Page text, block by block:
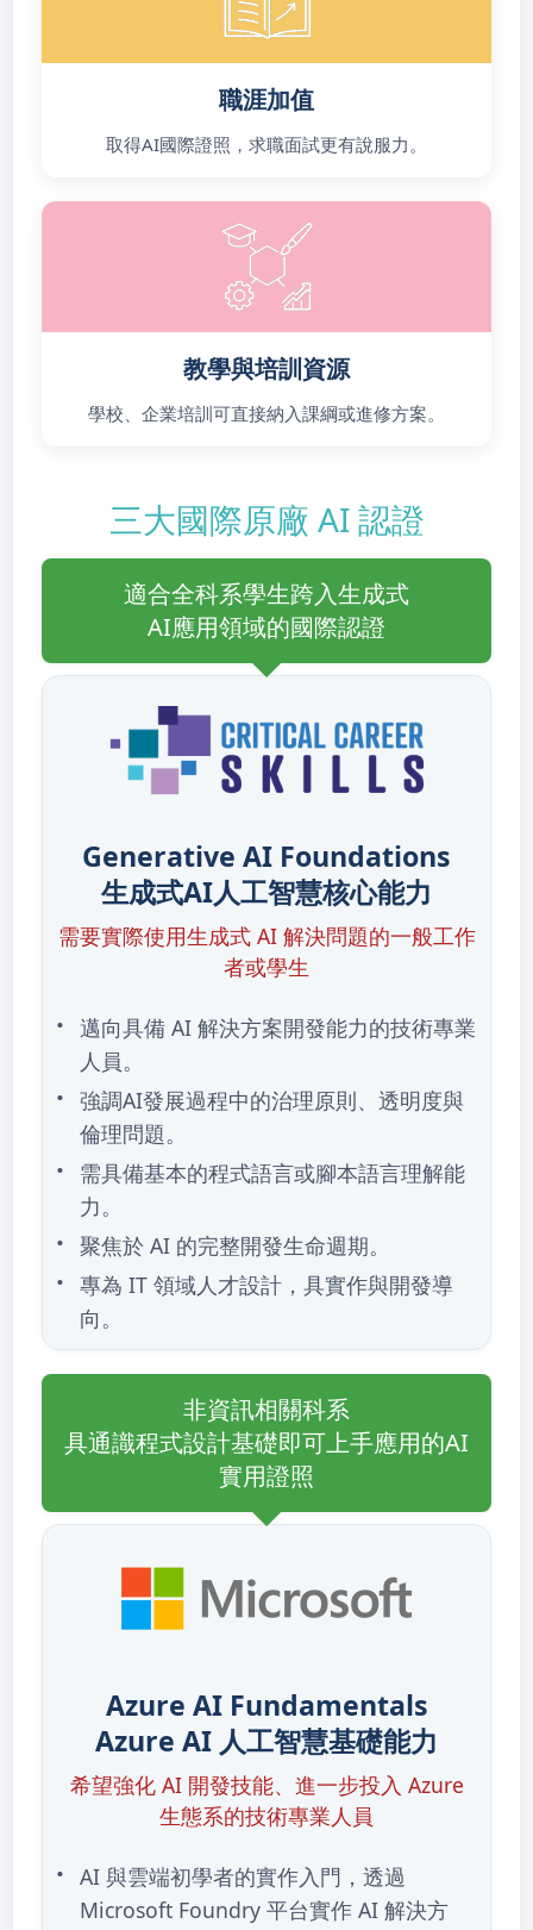
職涯加值
取得AI國際證照，求職面試更有說服力。
教學與培訓資源
學校、企業培訓可直接納入課綱或進修方案。
三大國際原廠 AI 認證
適合全科系學生跨入生成式
AI應用領域的國際認證
Generative AI Foundations
生成式AI人工智慧核心能力
需要實際使用生成式 AI 解決問題的一般工作
者或學生
邁向具備 AI 解決方案開發能力的技術專業
人員。
強調AI發展過程中的治理原則、透明度與
倫理問題。
需具備基本的程式語言或腳本語言理解能
力。
聚焦於 AI 的完整開發生命週期。
專為 IT 領域人才設計，具實作與開發導
向。
非資訊相關科系
具通識程式設計基礎即可上手應用的AI
實用證照
Azure AI Fundamentals
Azure AI 人工智慧基礎能力
希望強化 AI 開發技能、進一步投入 Azure
生態系的技術專業人員
AI 與雲端初學者的實作入門，透過
Microsoft Foundry 平台實作 AI 解決方